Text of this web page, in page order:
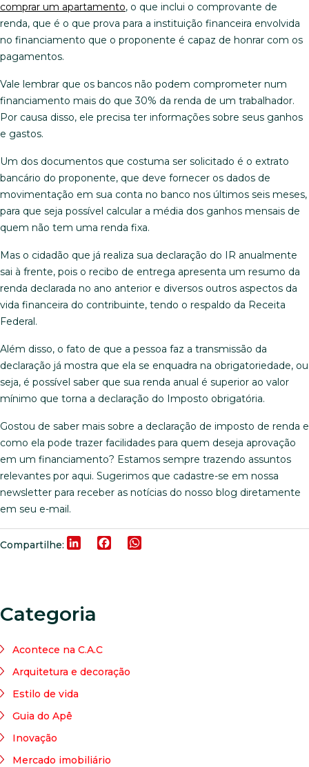
comprar um apartamento, o que inclui o comprovante de
renda, que é o que prova para a instituição financeira envolvida
no financiamento que o proponente é capaz de honrar com os
pagamentos.
Vale lembrar que os bancos não podem comprometer num
financiamento mais do que 30% da renda de um trabalhador.
Por causa disso, ele precisa ter informações sobre seus ganhos
e gastos.
Um dos documentos que costuma ser solicitado é o extrato
bancário do proponente, que deve fornecer os dados de
movimentação em sua conta no banco nos últimos seis meses,
para que seja possível calcular a média dos ganhos mensais de
quem não tem uma renda fixa.
Mas o cidadão que já realiza sua declaração do IR anualmente
sai à frente, pois o recibo de entrega apresenta um resumo da
renda declarada no ano anterior e diversos outros aspectos da
vida financeira do contribuinte, tendo o respaldo da Receita
Federal.
Além disso, o fato de que a pessoa faz a transmissão da
declaração já mostra que ela se enquadra na obrigatoriedade, ou
seja, é possível saber que sua renda anual é superior ao valor
mínimo que torna a declaração do Imposto obrigatória.
Gostou de saber mais sobre a declaração de imposto de renda e
como ela pode trazer facilidades para quem deseja aprovação
em um financiamento? Estamos sempre trazendo assuntos
relevantes por aqui. Sugerimos que cadastre-se em nossa
newsletter para receber as notícias do nosso blog diretamente
em seu e-mail.
Compartilhe: LinkedInFacebook
Categoria
Acontece na C.A.C
Arquitetura e decoração
Estilo de vida
Guia do Apê
Inovação
Mercado imobiliário